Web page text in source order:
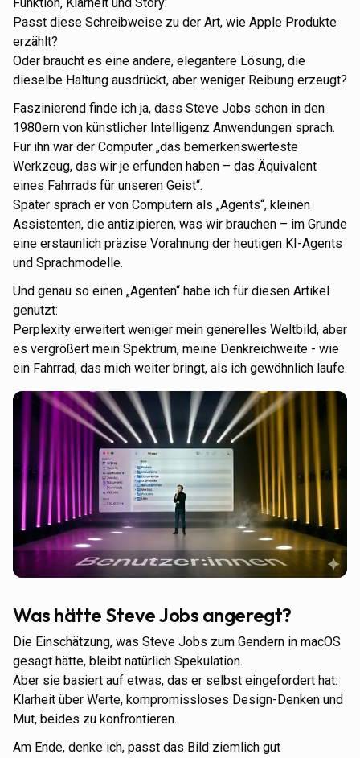
Passt diese Schreibweise zu der Art, wie Apple Produkte
erzählt?
Oder braucht es eine andere, elegantere Lösung, die
dieselbe Haltung ausdrückt, aber weniger Reibung erzeugt?
Faszinierend finde ich ja, dass Steve Jobs schon in den
1980ern von künstlicher Intelligenz Anwendungen sprach.
Für ihn war der Computer „das bemerkenswerteste
Werkzeug, das wir je erfunden haben – das Äquivalent
eines Fahrrads für unseren Geist“.
Später sprach er von Computern als „Agents“, kleinen
Assistenten, die antizipieren, was wir brauchen – im Grunde
eine erstaunlich präzise Vorahnung der heutigen KI-Agents
und Sprachmodelle.
Und genau so einen „Agenten“ habe ich für diesen Artikel
genutzt:
Perplexity erweitert weniger mein generelles Weltbild, aber
es vergrößert mein Spektrum, meine Denkreichweite - wie
ein Fahrrad, das mich weiter bringt, als ich gewöhnlich laufe.
Was hätte Steve Jobs angeregt?
Die Einschätzung, was Steve Jobs zum Gendern in macOS
gesagt hätte, bleibt natürlich Spekulation.
Aber sie basiert auf etwas, das er selbst eingefordert hat:
Klarheit über Werte, kompromissloses Design-Denken und
Mut, beides zu konfrontieren.
Am Ende, denke ich, passt das Bild ziemlich gut